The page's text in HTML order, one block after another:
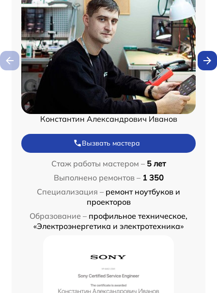
Константин Александрович Иванов
Вызвать мастера
Стаж работы мастером – 5 лет
Выполнено ремонтов – 1 350
Специализация – ремонт ноутбуков и
проекторов
Образование – профильное техническое,
«Электроэнергетика и электротехника»